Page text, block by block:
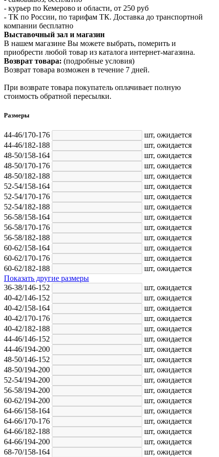
- курьер по Кемерово и области, от 250 руб
- ТК по России, по тарифам ТК. Доставка до транспортной
компании бесплатно
Выставочный зал и магазин
В нашем магазине Вы можете выбрать, померить и
приобрести любой товар из каталога интернет-магазина.
Возврат товара: (подробные условия)
Возврат товара возможен в течение 7 дней.
При возврате товара покупатель оплачивает полную
стоимость обратной пересылки.
Размеры
44-46/170-176 шт, ожидается
44-46/182-188
шт, ожидается
48-50/158-164
шт, ожидается
48-50/170-176
шт, ожидается
48-50/182-188
шт, ожидается
52-54/158-164
шт, ожидается
52-54/170-176
шт, ожидается
52-54/182-188
шт, ожидается
56-58/158-164
шт, ожидается
56-58/170-176
шт, ожидается
56-58/182-188
шт, ожидается
60-62/158-164
шт, ожидается
60-62/170-176
шт, ожидается
60-62/182-188
шт, ожидается
Показать другие размеры
36-38/146-152
шт, ожидается
40-42/146-152
шт, ожидается
40-42/158-164
шт, ожидается
40-42/170-176
шт, ожидается
40-42/182-188
шт, ожидается
44-46/146-152
шт, ожидается
44-46/194-200
шт, ожидается
48-50/146-152
шт, ожидается
48-50/194-200
шт, ожидается
52-54/194-200
шт, ожидается
56-58/194-200
шт, ожидается
60-62/194-200
шт, ожидается
64-66/158-164
шт, ожидается
64-66/170-176
шт, ожидается
64-66/182-188
шт, ожидается
64-66/194-200
шт, ожидается
68-70/158-164
шт, ожидается